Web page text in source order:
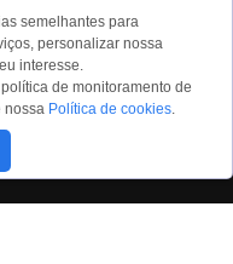
55 - 5º andar
900
semelhantes para
personalizar nossa
interesse.
de monitoramento de
nossa Política de cookies.